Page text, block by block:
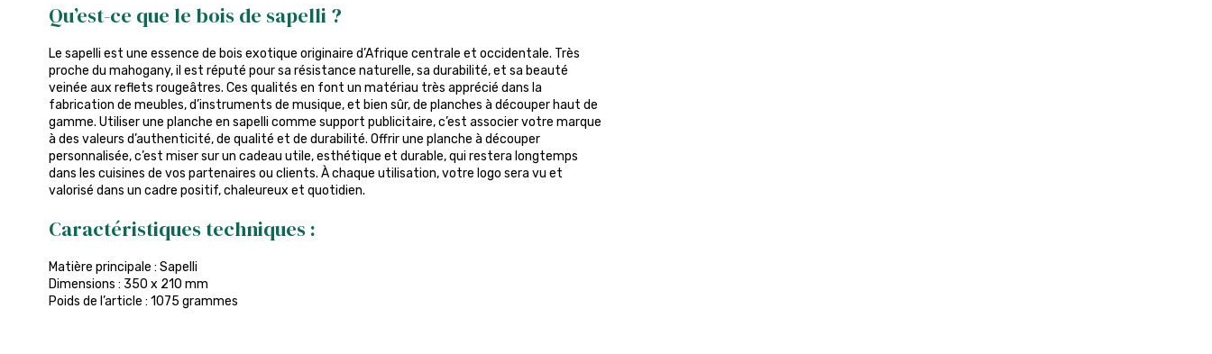
Qu’est-ce que le bois de sapelli ?
Le sapelli est une essence de bois exotique originaire d’Afrique centrale et occidentale. Très
proche du mahogany, il est réputé pour sa résistance naturelle, sa durabilité, et sa beauté
veinée aux reflets rougeâtres. Ces qualités en font un matériau très apprécié dans la
fabrication de meubles, d’instruments de musique, et bien sûr, de planches à découper haut de
gamme. Utiliser une planche en sapelli comme support publicitaire, c’est associer votre marque
à des valeurs d’authenticité, de qualité et de durabilité. Offrir une planche à découper
personnalisée, c’est miser sur un cadeau utile, esthétique et durable, qui restera longtemps
dans les cuisines de vos partenaires ou clients. À chaque utilisation, votre logo sera vu et
valorisé dans un cadre positif, chaleureux et quotidien.
Caractéristiques techniques :
Matière principale : Sapelli
Dimensions : 350 x 210 mm
Poids de l’article : 1075 grammes